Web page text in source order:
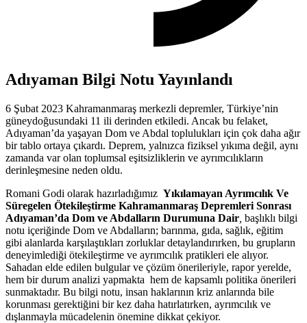
Adıyaman Bilgi Notu Yayınlandı
6 Şubat 2023 Kahramanmaraş merkezli depremler, Türkiye’nin
güneydoğusundaki 11 ili derinden etkiledi. Ancak bu felaket,
Adıyaman’da yaşayan Dom ve Abdal toplulukları için çok daha ağır
bir tablo ortaya çıkardı. Deprem, yalnızca fiziksel yıkıma değil, aynı
zamanda var olan toplumsal eşitsizliklerin ve ayrımcılıkların
derinleşmesine neden oldu.
Romani Godi olarak hazırladığımız Yıkılamayan Ayrımcılık Ve
Süregelen Ötekileştirme Kahramanmaraş Depremleri Sonrası
Adıyaman’da Dom ve Abdalların Durumuna Dair başlıklı bilgi
notu içeriğinde Dom ve Abdalların; barınma, gıda, sağlık, eğitim
gibi alanlarda karşılaştıkları zorluklar detaylandırırken, bu grupların
deneyimlediği ötekileştirme ve ayrımcılık pratikleri ele alıyor.
Sahadan elde edilen bulgular ve çözüm önerileriyle, rapor yerelde,
hem bir durum analizi yapmakta hem de kapsamlı politika önerileri
sunmaktadır. Bu bilgi notu, insan haklarının kriz anlarında bile
korunması gerektiğini bir kez daha hatırlatırken, ayrımcılık ve
dışlanmayla mücadelenin önemine dikkat çekiyor.